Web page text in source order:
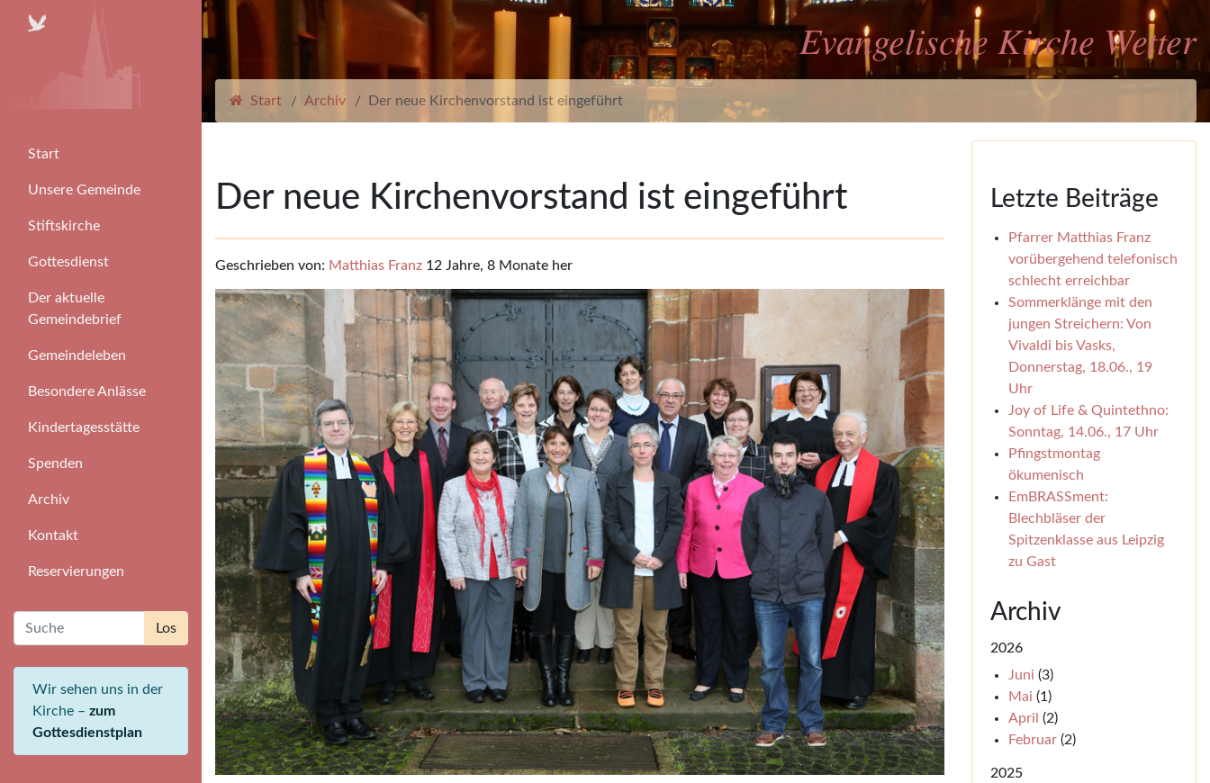
Start
Unsere Gemeinde
Stiftskirche
Gottesdienst
Der aktuelle
Gemeindebrief
Gemeindeleben
Besondere Anlässe
Kindertagesstätte
Spenden
Archiv
Kontakt
Reservierungen
Wir sehen uns in der
Kirche – zum
Gottesdienstplan
Evangelische Kirche Wetter
Start Archiv Der neue Kirchenvorstand ist eingeführt
Der neue Kirchenvorstand ist eingeführt
Geschrieben von: Matthias Franz 12 Jahre, 8 Monate her
Letzte Beiträge
Pfarrer Matthias Franz
vorübergehend telefonisch
schlecht erreichbar
Sommerklänge mit den
jungen Streichern: Von
Vivaldi bis Vasks,
Donnerstag, 18.06., 19
Uhr
Joy of Life & Quintethno:
Sonntag, 14.06., 17 Uhr
Pfingstmontag
ökumenisch
EmBRASSment:
Blechbläser der
Spitzenklasse aus Leipzig
zu Gast
Archiv
2026
Juni (3)
Mai (1)
April (2)
Februar(2)
2025